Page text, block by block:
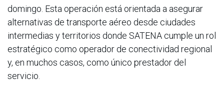
domingo. Esta operación está orientada a asegurar
alternativas de transporte aéreo desde ciudades
intermedias y territorios donde SATENA cumple un rol
estratégico como operador de conectividad regional
y, en muchos casos, como único prestador del
servicio.